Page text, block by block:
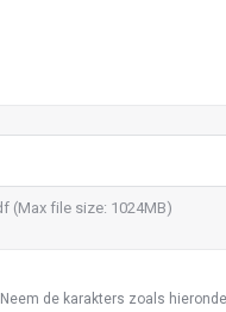
(Max file size: 1024MB)
Neem de karakters zoals